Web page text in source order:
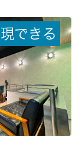
現で き る